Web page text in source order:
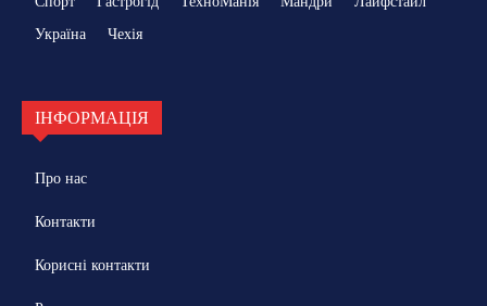
Україна
Чехія
ІНФОРМАЦІЯ
Про нас
Контакти
Корисні контакти